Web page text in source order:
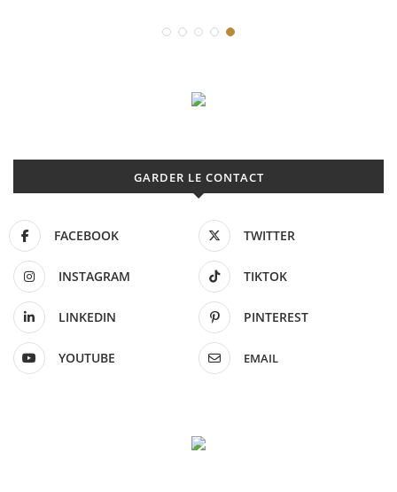
GARDER LE CONTACT
FACEBOOK TWITTER
INSTAGRAM TIKTOK
LINKEDIN PINTEREST
YOUTUBE EMAIL